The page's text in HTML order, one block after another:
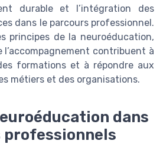
durable et l’intégration des
dans le parcours professionnel.
principes de la neuroéducation,
l’accompagnement contribuent à
formations et à répondre aux
métiers et des organisations.
dans
professionnels